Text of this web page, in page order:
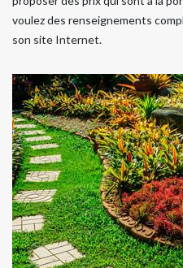
voulez des renseignements
son site Internet.